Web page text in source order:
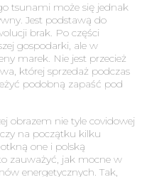
tsunami może się jednak
Jest podstawą do
brak. Po części
gospodarki, ale w
marek. Nie jest przecież
której sprzedaż podczas
podobną zapaść pod
obrazem nie tyle covidowej
czy na początku kilku
one i polską
zauważyć, jak mocne w
energetycznych. Tak,